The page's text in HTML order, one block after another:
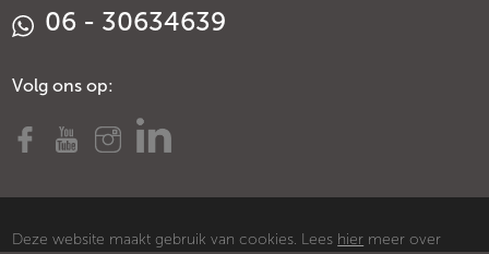
06 - 30634639
Volg ons op:
Deze website maakt gebruik van cookies. Lees hier meer over